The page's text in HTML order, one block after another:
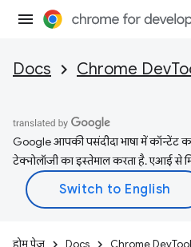
Docs Chrome
Google आपकी पसंदीदा भाषा में कॉन्टेंट
टेक्नोलॉजी का इस्तेमाल करता है. एआई से
होम पेज Docs Chrome